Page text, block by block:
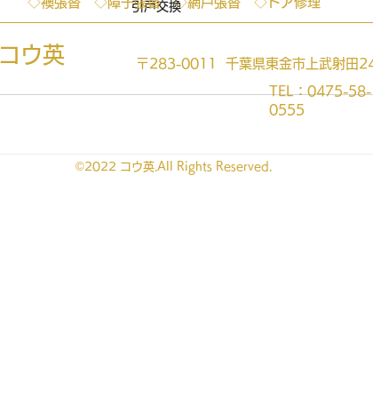
引戸交換
コウ英 〒283-0011 千葉県東金市上武射田
TEL：0475-58-
0555
©2022 コウ英.All Rights Reserved.